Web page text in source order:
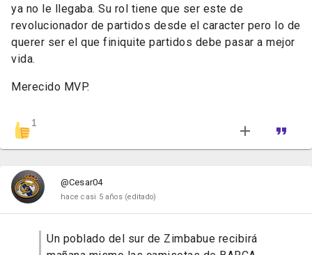
ya no le llegaba. Su rol tiene que ser este de
revolucionador de partidos desde el caracter pero lo de
querer ser el que finiquite partidos debe pasar a mejor
vida.
Merecido MVP.
1
@Cesar04
hace casi 5 años (editado)
Un poblado del sur de Zimbabue recibirá